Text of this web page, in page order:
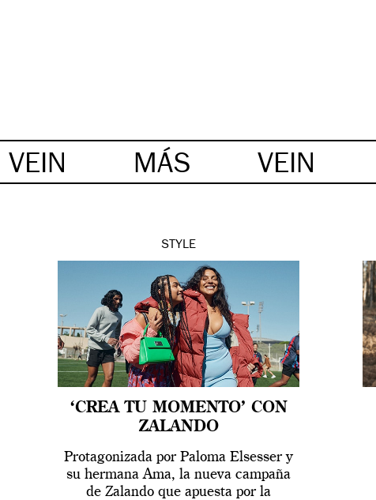
VEIN MÁS VEIN
STYLE
‘CREA TU MOMENTO’ CON
ZALANDO
Protagonizada por Paloma Elsesser y
su hermana Ama, la nueva campaña
de Zalando que apuesta por la